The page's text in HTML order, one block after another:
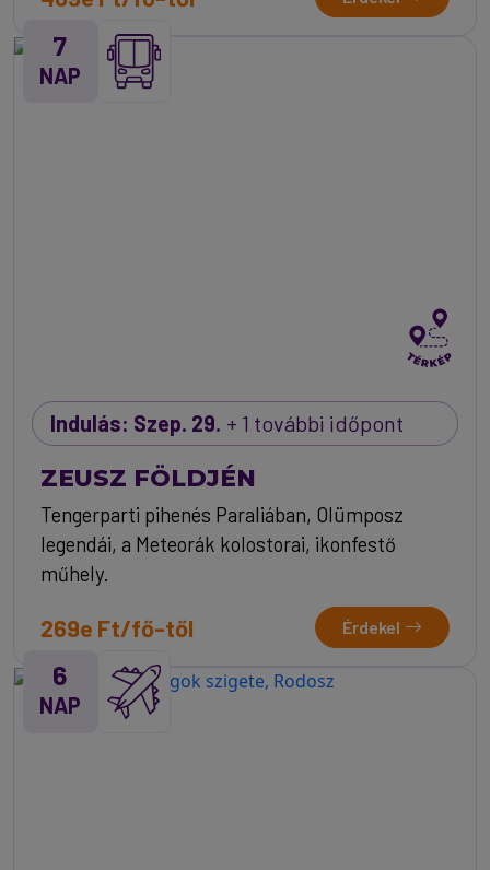
7
NAP
Indulás: Szep. 29. + 1 további időpont
ZEUSZ FÖLDJÉN
Tengerparti pihenés Paraliában, Olümposz
legendái, a Meteorák kolostorai, ikonfestő
műhely.
269e Ft/fő-től Érdekel
6
NAP